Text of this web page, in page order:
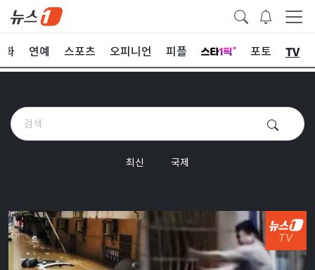
화 연예 스포츠 오피니언 피플 포토 TV
최신 국제